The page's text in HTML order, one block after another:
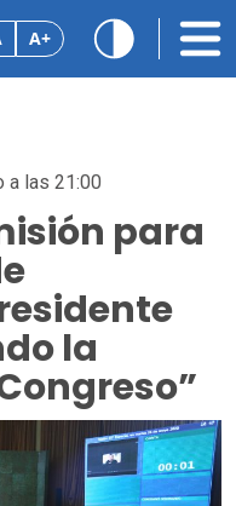
A+
a las 21:00
para
la